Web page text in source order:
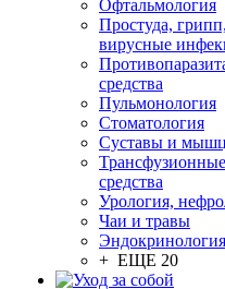
Офтальмология
Простуда, грипп,
вирусные
средства
Пульмонология
Стоматология
Суставы и
Трансфузионные
средства
Урология,
Чаи и травы
Эндокринология
+ ЕЩЕ 20